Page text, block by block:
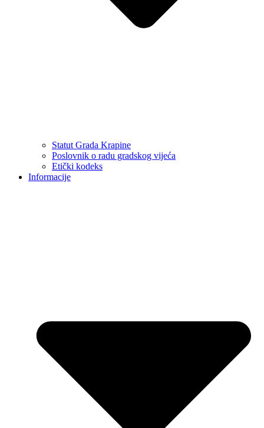
Statut Grada Krapine
Poslovnik o radu gradskog vijeća
Etički kodeks
Informacije